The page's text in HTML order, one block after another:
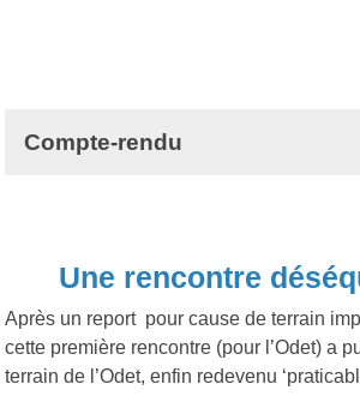
Compte-rendu
Une rencontre
Après un report pour cause de terrain
cette première rencontre (pour l’Odet) a
terrain de l’Odet, enfin redevenu